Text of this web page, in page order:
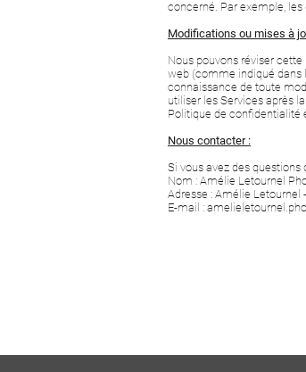
concerné. Par exemple,
Modifications ou mises à
Nous pouvons réviser
web (comme indiqué dans
connaissance de toute
utiliser les Services après
Politique de confidentialité
Nous contacter :
Si vous avez des
Nom : Amélie Letournel
Adresse : Amélie Letournel
E-mail :